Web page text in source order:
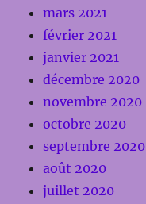
mars 2021
février 2021
janvier 2021
décembre 2020
novembre 2020
octobre 2020
septembre 2020
août 2020
juillet 2020